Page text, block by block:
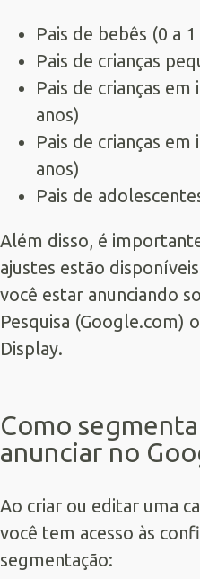
Pais de bebês (0 a 1
Pais de crianças
Pais de crianças
anos)
Pais de crianças
anos)
Pais de
Além disso, é
ajustes estão
você estar anunciando
Pesquisa (Google.com)
Display.
Como
anunciar no
Ao criar ou editar uma
você tem acesso às
segmentação: